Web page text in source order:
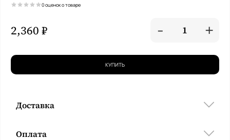
0 оценок о товаре
2,360 ₽ - 1 +
КУПИТЬ
Доставка
Оплата